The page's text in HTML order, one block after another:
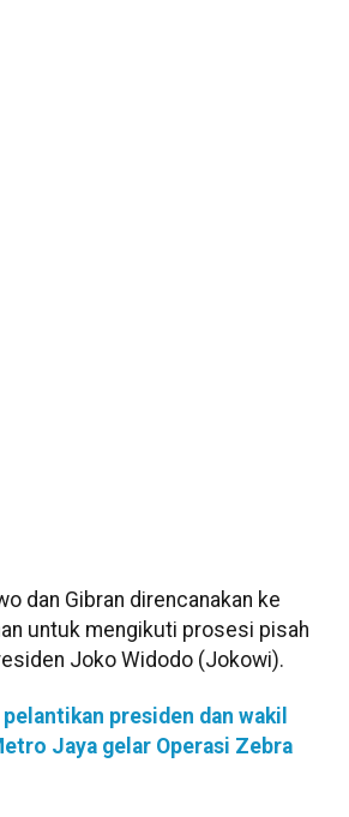
dan Gibran direncanakan ke
untuk mengikuti prosesi pisah
Joko Widodo (Jokowi).
presiden dan wakil
Jaya gelar Operasi Zebra